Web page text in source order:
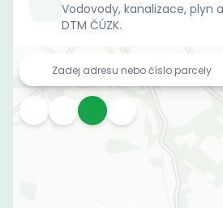
Vodovody, kanalizace, plyn
DTM ČÚZK.